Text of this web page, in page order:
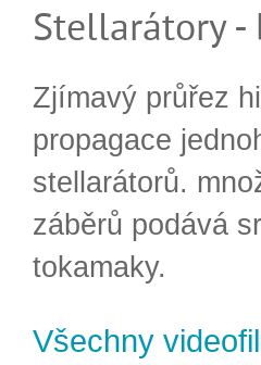
Stellarátory -
Zjímavý průřez
propagace
stellarátorů.
záběrů podává
tokamaky.
Všechny